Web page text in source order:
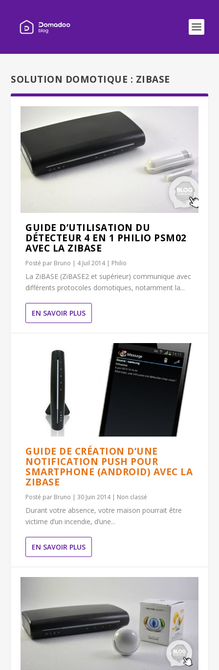
SOLUTION DOMOTIQUE : ZIBASE
GUIDE D’UTILISATION DU
DÉTECTEUR 4 EN 1 PHILIO PSM02
AVEC LA ZIBASE
Posté par Bruno | 4 Juil 2014| Philio
La ZiBASE (ZiBASE2 et supérieur) communique avec
différents protocoles domotiques, notamment la...
EN SAVOIR PLUS
GUIDE DE CRÉATION D’UNE
NOTIFICATION PUSH POUR
SMARTPHONE (ANDROID) AVEC LA
ZIBASE
Posté par Bruno |30 Juin 2014| Non classé
Durant votre absence, votre maison pourrait être
victime d’un incendie, d’une...
EN SAVOIR PLUS